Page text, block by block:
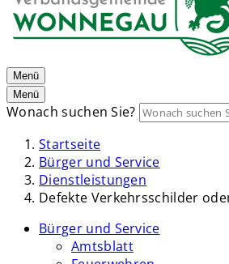
Menü
Menü
Wonach suchen Sie?
Startseite
Bürger und Service
Dienstleistungen
Defekte Verkehrsschilder
Bürger und Service
Amtsblatt